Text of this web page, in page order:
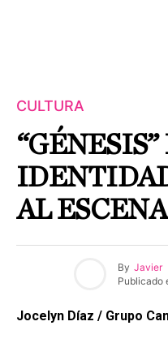
CULTURA
AL
By Javier
Publicado
Jocelyn Díaz / Grupo